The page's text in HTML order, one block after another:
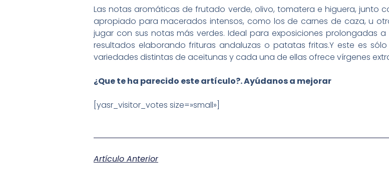
Las notas aromáticas de frutado verde, olivo, tomatera e higuera, junto
apropiado para macerados intensos, como los de carnes de caza, u
jugar con sus notas más verdes. Ideal para exposiciones prolongadas
resultados elaborando frituras andaluzas o patatas fritas.Y este es
variedades distintas de aceitunas y cada una de ellas ofrece vírgenes
¿Que te ha parecido este artículo?. Ayúdanos a mejorar
[yasr_visitor_votes size=»small»]
Artículo Anterior